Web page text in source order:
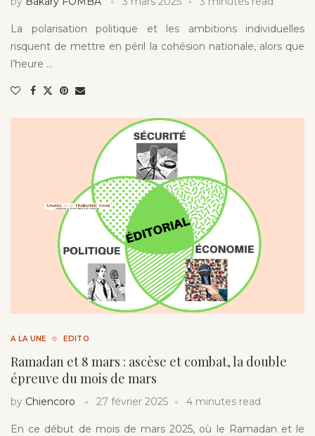
La polarisation politique et les ambitions individuelles
risquent de mettre en péril la cohésion nationale, alors que
l’heure …
A LA UNE EDITO
Ramadan et 8 mars : ascèse et combat, la double
épreuve du mois de mars
by Chiencoro 27 février 2025 4 minutes read
En ce début de mois de mars 2025, où le Ramadan et le